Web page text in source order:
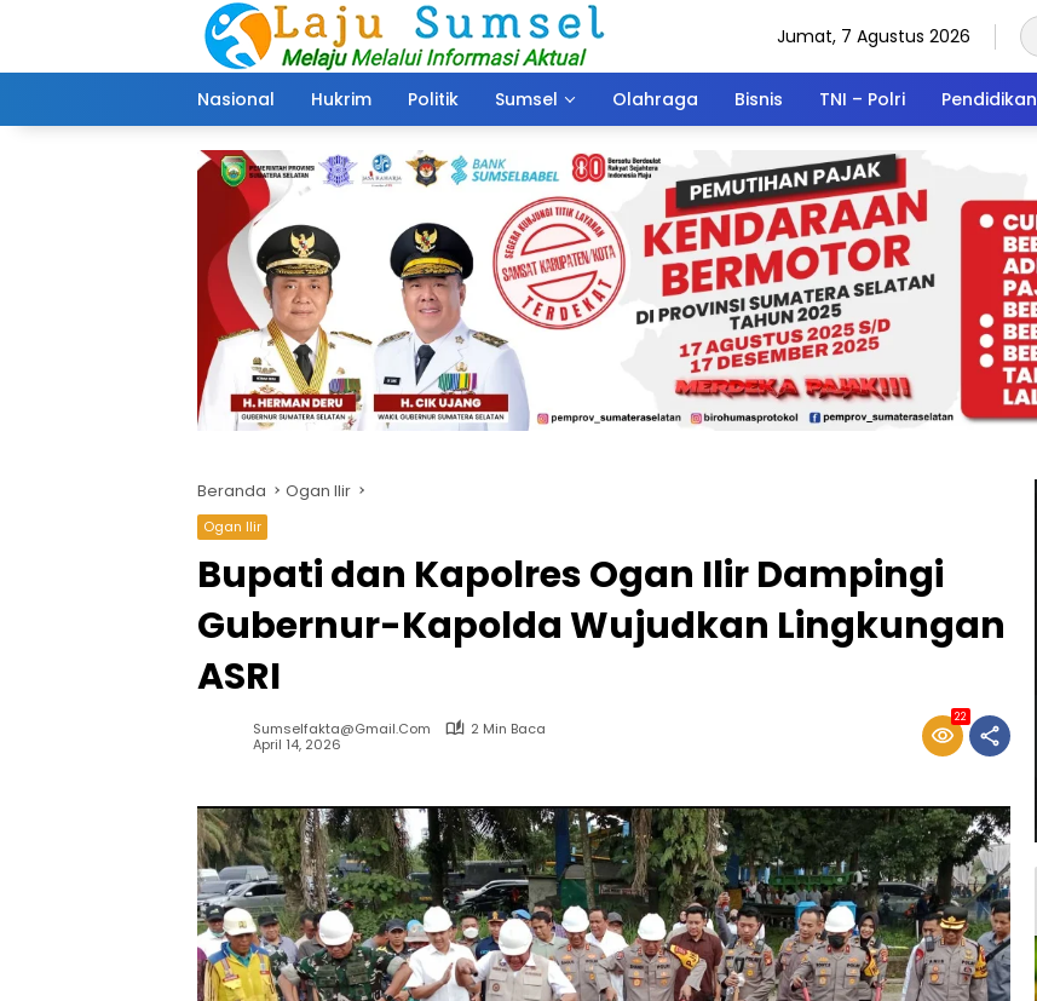
Jumat, 7 Agustus 2026
Nasional Hukrim Politik Sumsel Olahraga Bisnis TNI – Polri Pendidikan
Beranda Ogan Ilir
Ogan Ilir
Bupati dan Kapolres Ogan Ilir Dampingi
Gubernur-Kapolda Wujudkan Lingkungan
ASRI
Sumselfakta@gmail.com
2 Min Baca
April 14, 2026
22